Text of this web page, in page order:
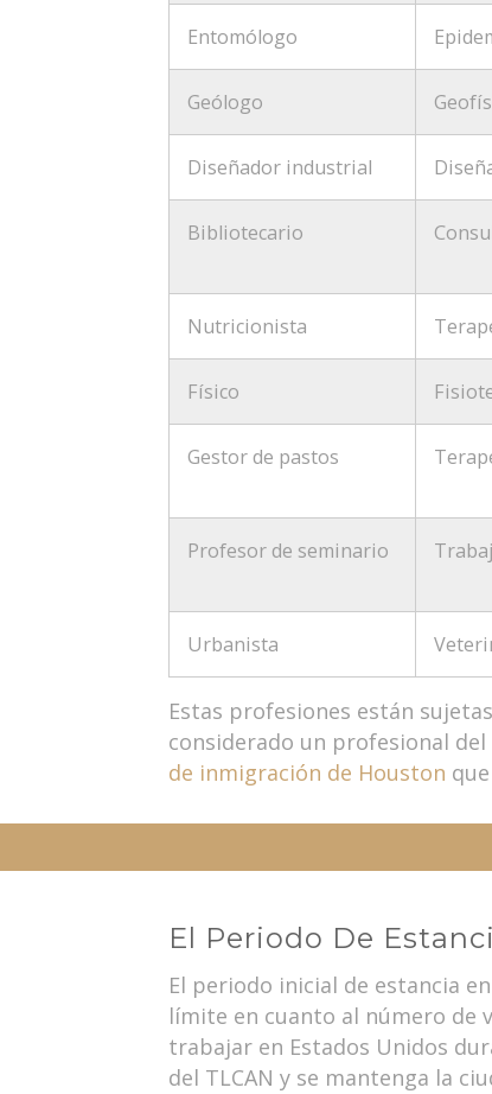
Entomólogo
Geólogo
Diseñador industrial
Bibliotecario
Nutricionista
Físico
Gestor de pastos
Profesor de seminario
Urbanista
Estas profesiones están
considerado un profesional
de inmigración de Houston
El Periodo De
El periodo inicial de estancia
límite en cuanto al número de
trabajar en Estados Unidos
del TLCAN y se mantenga la